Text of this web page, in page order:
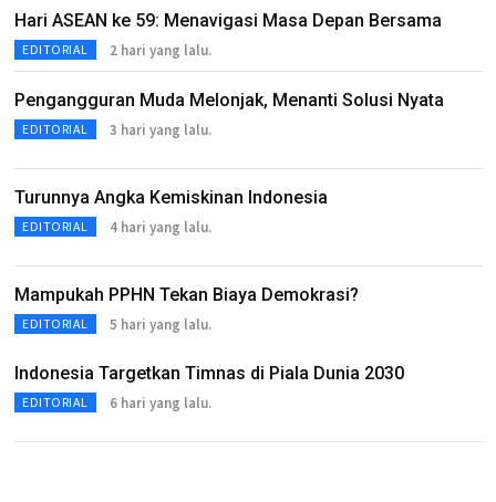
Hari ASEAN ke 59: Menavigasi Masa Depan Bersama
EDITORIAL 2 hari yang lalu.
Pengangguran Muda Melonjak, Menanti Solusi Nyata
EDITORIAL 3 hari yang lalu.
Turunnya Angka Kemiskinan Indonesia
EDITORIAL 4 hari yang lalu.
Mampukah PPHN Tekan Biaya Demokrasi?
EDITORIAL 5 hari yang lalu.
Indonesia Targetkan Timnas di Piala Dunia 2030
EDITORIAL 6 hari yang lalu.